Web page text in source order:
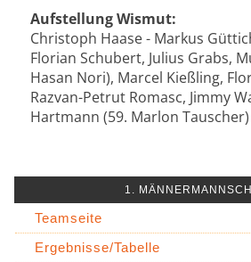
Aufstellung Wismut:
Christoph Haase - Markus
Florian Schubert, Julius Grabs,
Hasan Nori), Marcel Kießling,
Razvan-Petrut Romasc, Jimmy
Hartmann (59. Marlon Tauscher)
1.
Teamseite
Ergebnisse/Tabelle